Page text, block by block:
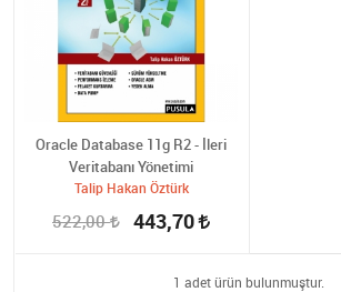
Oracle Database 11g R2 - İleri
Veritabanı Yönetimi
Talip Hakan Öztürk
522,00 443,70
1 adet ürün bulunmuştur.